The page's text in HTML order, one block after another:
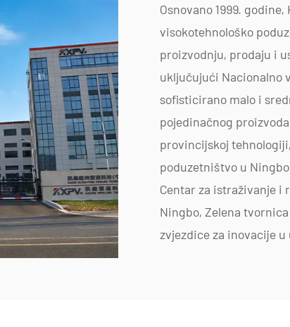
Osnovano 1999.
visokotehnološko
proizvodnju, prodaju i
uključujući Nacionalno
sofisticirano malo i
pojedinačnog
provincijskoj
poduzetništvo u
Centar za istraživanje i
Ningbo, Zelena
zvjezdice za inovacije